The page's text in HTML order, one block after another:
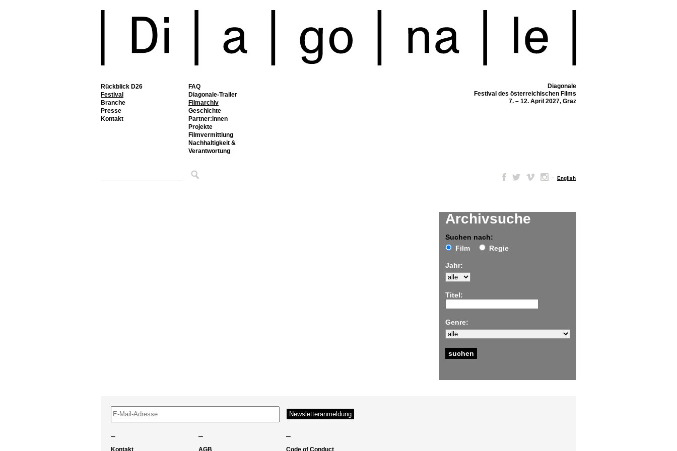
Rückblick D26
Festival
FAQ
Diagonale-Trailer
Filmarchiv
Geschichte
Partner:innen
Projekte
Filmvermittlung
Nachhaltigkeit &
Verantwortung
Branche
Presse
Kontakt
Diagonale
Festival des österreichischen Films
7. – 12. April 2027, Graz
– English
Archivsuche
Suchen nach:
Film
Regie
Jahr:
Titel:
Genre:
– – –
Kontakt AGB Code of Conduct